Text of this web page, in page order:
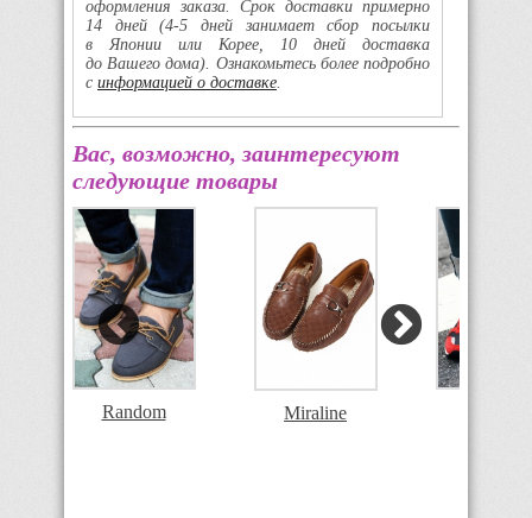
оформления заказа. Срок доставки примерно
14 дней(4-5 дней занимает сбор посылки
в Японии или Корее, 10 дней доставка
до Вашего дома). Ознакомьтесь более подробно
с информацией о доставке.
Вас, возможно, заинтересуют
следующие товары
Random Miraline